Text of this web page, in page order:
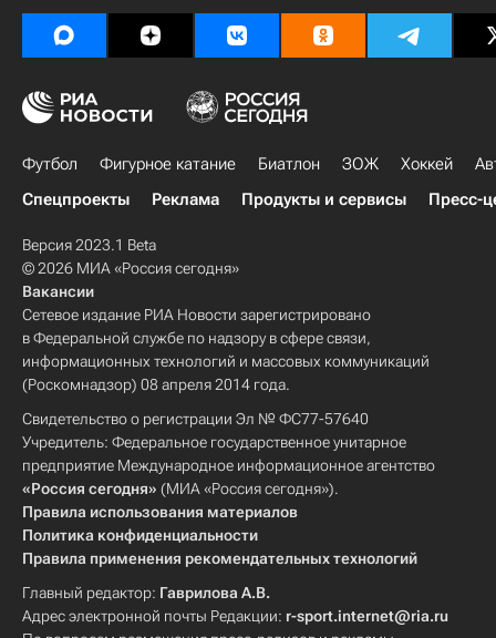
Футбол Фигурное катание Биатлон ЗОЖ Хоккей
Спецпроекты
Реклама Продукты и сервисы Пресс-
Версия 2023.1 Beta
© 2026 МИА «Россия сегодня»
Вакансии
Сетевое издание РИА Новости зарегистрировано
в Федеральной службе по надзору в сфере связи,
информационных технологий и массовых коммуникаций
(Роскомнадзор) 08 апреля 2014 года.
Свидетельство о регистрации Эл № ФС77-57640
Учредитель: Федеральное государственное унитарное
предприятие Международное информационное агентство
«Россия сегодня» (МИА «Россия сегодня»).
Правила использования материалов
Политика конфиденциальности
Правила применения рекомендательных технологий
Главный редактор: Гаврилова А.В.
Адрес электронной почты Редакции: r-sport.internet@ria.ru